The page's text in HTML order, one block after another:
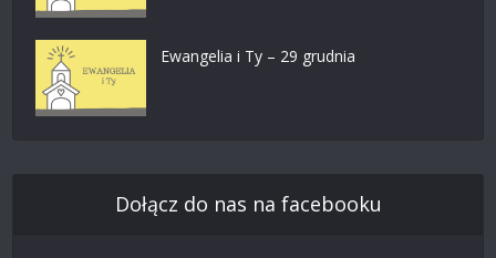
Ewangelia i Ty – 29 grudnia
Dołącz do nas na facebooku